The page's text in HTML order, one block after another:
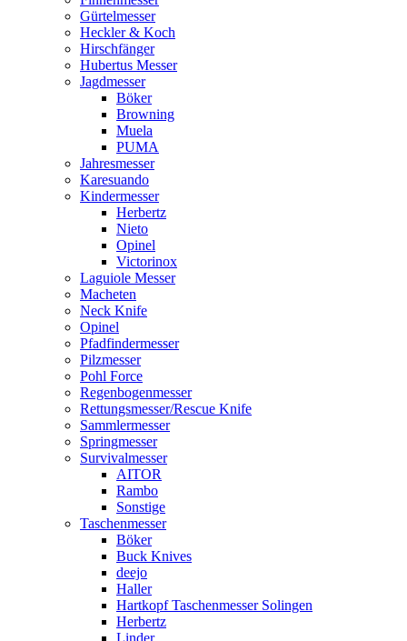
Gürtelmesser
Heckler & Koch
Hirschfänger
Hubertus Messer
Jagdmesser
Böker
Browning
Muela
PUMA
Jahresmesser
Karesuando
Kindermesser
Herbertz
Nieto
Opinel
Victorinox
Laguiole Messer
Macheten
Neck Knife
Opinel
Pfadfindermesser
Pilzmesser
Pohl Force
Regenbogenmesser
Rettungsmesser/Rescue Knife
Sammlermesser
Springmesser
Survivalmesser
AITOR
Rambo
Sonstige
Taschenmesser
Böker
Buck Knives
deejo
Haller
Hartkopf Taschenmesser Solingen
Herbertz
Linder